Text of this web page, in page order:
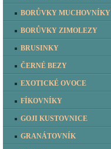
BORŮVKY MUCHOVNÍKY
BORŮVKY ZIMOLEZY
BRUSINKY
ČERNÉ BEZY
EXOTICKÉ OVOCE
FÍKOVNÍKY
GOJI KUSTOVNICE
GRANÁTOVNÍK